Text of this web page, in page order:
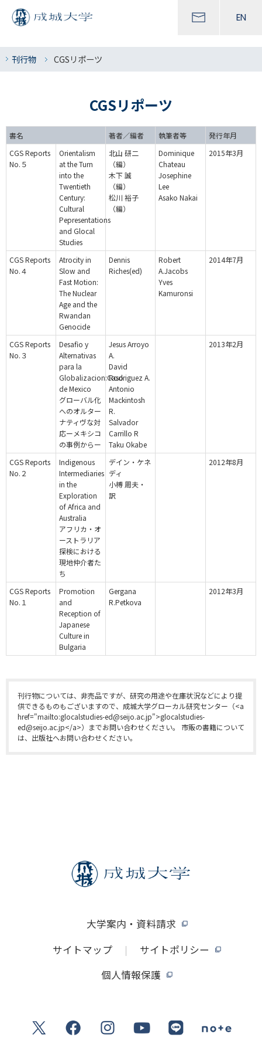
EN
刊行物 CGSリポーツ
CGSリポーツ
書名 著者／編者 執筆者等
発行年月
CGS Reports
No.５
Orientalism
at the Turn
into the
Twentieth
Century:
Cultural
Pepresentations
and Glocal
Studies
北山 研二
（編）
木下 誠
（編）
松川 裕子
（編）
Dominique
Chateau
Josephine
Lee
Asako Nakai
2015年3月
CGS Reports
No.４
Atrocity in
Slow and
Fast Motion:
The Nuclear
Age and the
Rwandan
Genocide
Dennis
Riches(ed)
Robert
A.Jacobs
Yves
Kamuronsi
2014年7月
CGS Reports
No.３
Desafio y
Alternativas
para la
Globalizacion:Caso
de Mexico
グローバル化
へのオルター
ナティヴな対
応ーメキシコ
の事例からー
Jesus Arroyo
A.
David
Rodriguez A.
Antonio
Mackintosh
R.
Salvador
Carrillo R
Taku Okabe
2013年2月
CGS Reports
No.２
Indigenous
Intermediaries
in the
Exploration
of Africa and
Australia
アフリカ・オ
ーストラリア
探検における
現地仲介者た
ち
デイン・ケネ
ディ
小榑 周夫・
訳
2012年8月
CGS Reports
No.１
Promotion
and
Reception of
Japanese
Culture in
Bulgaria
Gergana
R.Petkova
2012年3月
刊行物については、非売品ですが、研究の用途や在庫状況などにより提
供できるものもございますので、成城大学グローカル研究センター（<a
href="mailto:glocalstudies-ed@seijo.ac.jp">glocalstudies-
ed@seijo.ac.jp</a>）までお問い合わせください。 市販の書籍について
は、出版社へお問い合わせください。
大学案内・資料請求
サイトマップ
サイトポリシー
個人情報保護